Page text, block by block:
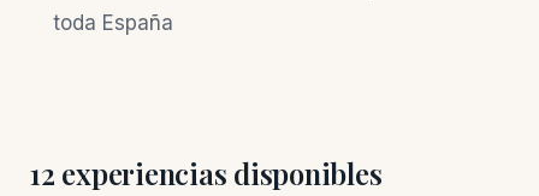
toda España
12 experiencias disponibles